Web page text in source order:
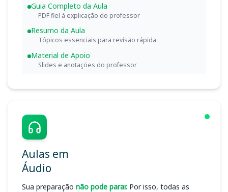
Guia Completo da Aula
PDF fiel à explicação do professor
Resumo da Aula
Tópicos essenciais para revisão rápida
Material de Apoio
Slides e anotações do professor
Aulas em
Áudio
Sua preparação não pode parar. Por isso, todas as